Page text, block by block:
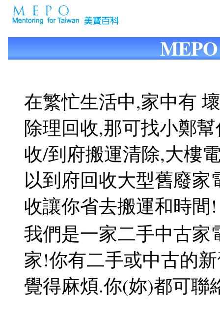
在繁忙生活中,家中有
除理回收,那可找小鄭
收/到府搬運清除,大樓
以到府回收大型舊廢
收讓你省去搬運和時間!
我們是一家二手中古
家!你有二手或中古的
覺得麻煩.你(妳)都可聯